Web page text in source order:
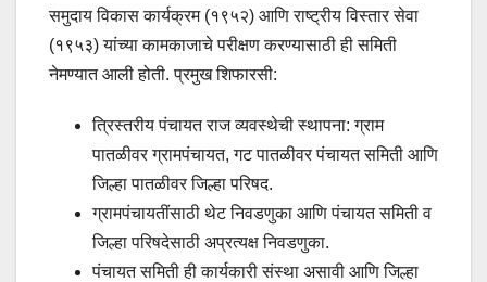
समुदाय विकास कार्यक्रम (१९५२) आणि राष्ट्रीय विस्तार सेवा
(१९५३) यांच्या कामकाजाचे परीक्षण करण्यासाठी ही समिती
नेमण्यात आली होती. प्रमुख शिफारसी:
त्रिस्तरीय पंचायत राज व्यवस्थेची स्थापना: ग्राम
पातळीवर ग्रामपंचायत, गट पातळीवर पंचायत समिती आणि
जिल्हा पातळीवर जिल्हा परिषद.
ग्रामपंचायतींसाठी थेट निवडणुका आणि पंचायत समिती व
जिल्हा परिषदेसाठी अप्रत्यक्ष निवडणुका.
पंचायत समिती ही कार्यकारी संस्था असावी आणि जिल्हा